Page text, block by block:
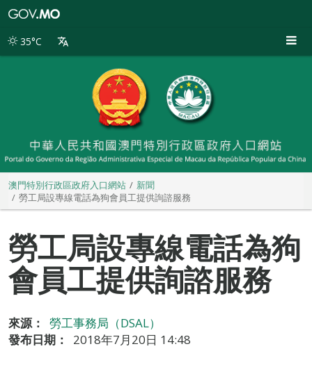
別
35°C
澳門特別行政區政府入口網站
新聞
勞工局設專線電話為狗會員工提供詢諮服務
勞工局設專線電話為狗
會員工提供詢諮服務
來源：
勞工事務局（DSAL）
發布日期：
2018年7月20日 14:48